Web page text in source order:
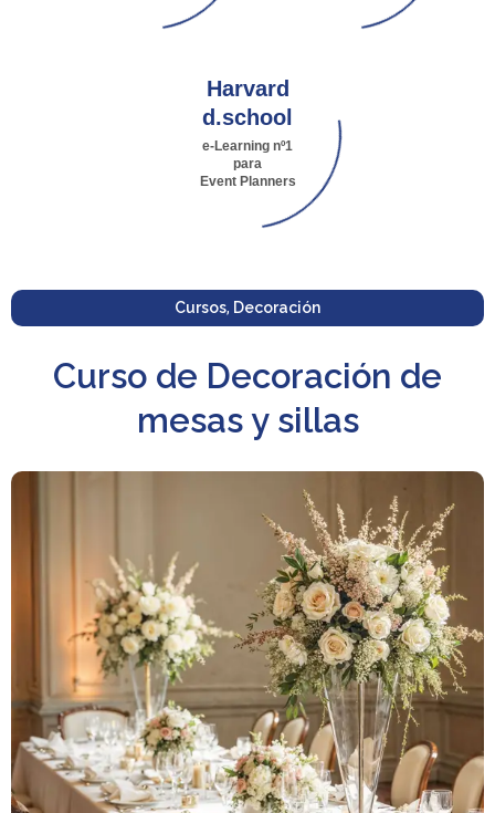
Harvard
d.school
e-Learning nº1
para
Event Planners
Cursos, Decoración
Curso de Decoración de
mesas y sillas